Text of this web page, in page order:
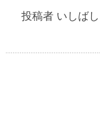
投稿者 いしば